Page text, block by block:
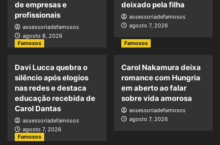
de empresas e
profissionais
assessoriadefamosos
agosto 8, 2026
deixado pela filha
assessoriadefamosos
agosto 7, 2026
Famosos
Davi Lucca quebra o
silêncio após elogios
nas redes e destaca
educação recebida de
Carol Dantas
assessoriadefamosos
agosto 7, 2026
Famosos
Carol Nakamura deixa
romance com Hungria
em aberto ao falar
sobre vida amorosa
assessoriadefamosos
agosto 7, 2026
Famosos